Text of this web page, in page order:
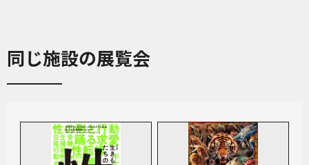
同じ施設の展覧会